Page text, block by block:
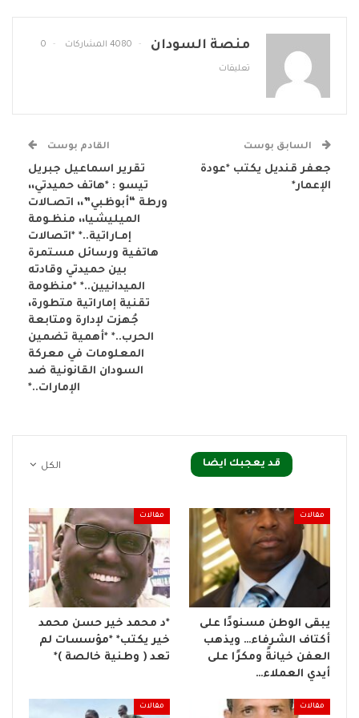
منصة السودان 4080 المشاركات 0
تعليقات
السابق بوست
جعفر قنديل يكتب *عودة
الإعمار*
القادم بوست
تقرير اسماعيل جبريل
تيسو : *هاتف حميدتي،،
ورطة “أبوظبي”،، اتصـالات
الميليشيا،، منظـومة
إمـاراتية..* *اتصالات
هاتفية ورسائل مستمرة
بين حميدتي وقادته
الميدانيين..* *منظومة
تقنية إماراتية متطورة،
جُهزت لإدارة ومتابعة
الحرب..* *أهمية تضمين
المعلومات في معركة
السودان القانونية ضد
الإمارات..*
الكل قد يعجبك ايضا
مقالات
يبقى الوطن مسنودًا على
أكتاف الشرفاء… ويذهب
العفن خيانةً ومكرًا على
أيدي العملاء…
مقالات
*د محمد خير حسن محمد
خير يكتب* *مؤسسات لم
تعد ( وطنية خالصة )*
مقالات مقالات